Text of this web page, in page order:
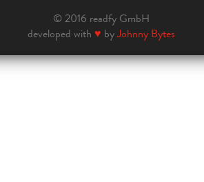
© 2016 readfy GmbH
developed with ♥ byJohnny Bytes